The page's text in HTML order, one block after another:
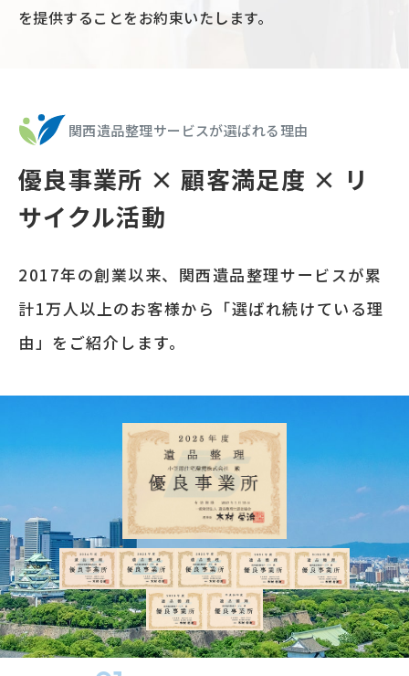
を提供することをお約束いたします。
関西遺品整理サービスが選ばれる理由
優良事業所 × 顧客満足度 × リ
サイクル活動
2017年の創業以来、関西遺品整理サービスが累
計1万人以上のお客様から「選ばれ続けている理
由」をご紹介します。